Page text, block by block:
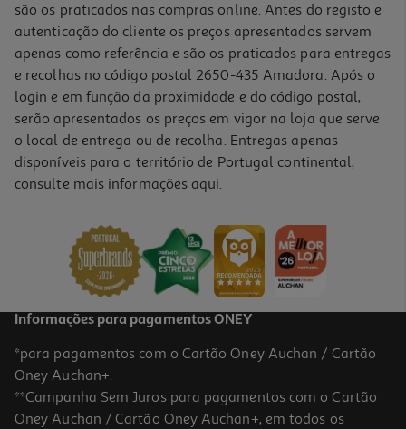
são os praticados nas compras online. Antes do registo e
autenticação do cliente os preços apresentados servem
apenas como referência e são os praticados para entregas
e recolhas no código postal 2650-435 Amadora. Após o
login e em função da proximidade e do código postal,
serão apresentados os preços em vigor na loja que serve
o local de entrega ou de recolha. Entregas apenas
disponíveis para o território de Portugal continental,
consulte mais informações aqui.
Informações para pagamentos ONEY
*para pagamentos com o Cartão Oney Auchan / Cartão
Oney Auchan+.
**Campanha Sem Juros para pagamentos com o Cartão
Oney Auchan / Cartão Oney Auchan+, em todos os